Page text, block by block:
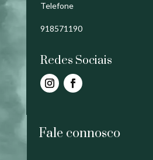
Telefone
918571190
Redes Sociais
Fale connosco